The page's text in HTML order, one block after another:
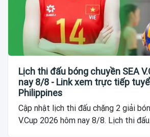
Lịch thi đấu bóng chuyền SEA
nay 8/8 - Link xem trực tiếp
Philippines
Cập nhật lịch thi đấu chặng 2 giải
V.Cup 2026 hôm nay 8/8. Lịch thi